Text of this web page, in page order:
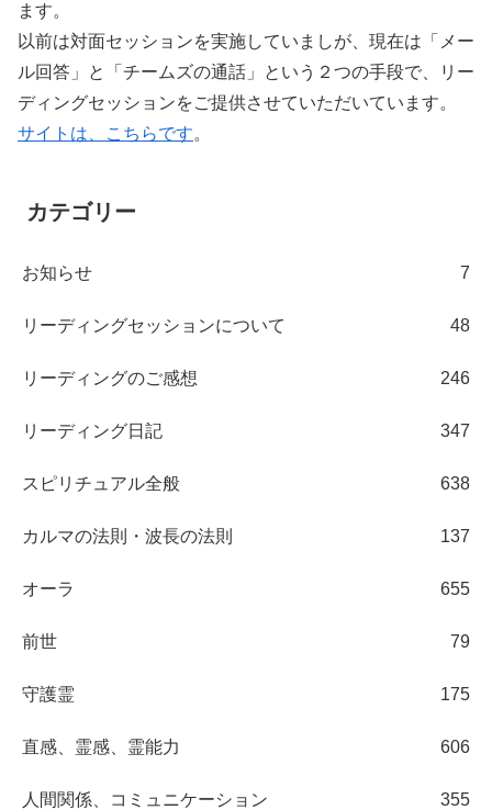
ます。
以前は対面セッションを実施していましが、現在は「メー
ル回答」と「チームズの通話」という２つの手段で、リー
ディングセッションをご提供させていただいています。
サイトは、こちらです。
カテゴリー
お知らせ 7
リーディングセッションについて 48
リーディングのご感想 246
リーディング日記 347
スピリチュアル全般 638
カルマの法則・波長の法則 137
オーラ 655
前世 79
守護霊 175
直感、霊感、霊能力 606
人間関係、コミュニケーション 355